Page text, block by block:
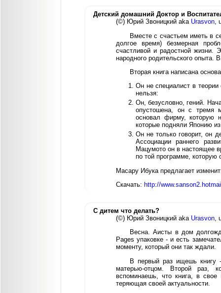
Детский домашний Доктор и
(©) Юрий Звоницкий aka Urasvon,
Вместе с счастьем иметь в
долгое время) безмерная
счастливой и радостной жизни.
народного родительского опыта.
Вторая книга написана
Он не специалист в теории
нельзя:
Он, безусловно, гений.
опустошена, он с тремя
основал фирму, которую
которые подняли Японию
Он не только говорит, он
Ассоциации раннего
Мацумото он в настоящее
по той программе, которую
Масару Ибука предлагает
Скачать: http://
С дитем что делать?
(©) Юрий Звоницкий aka Urasvon,
Весна. Аисты в дом
Pages упаковке - и есть
моменту, который они так ждали.
В первый раз ищешь книгу
матерью-отцом. Второй раз,
вспоминаешь, что книга, в
теряющая своей актуальности.